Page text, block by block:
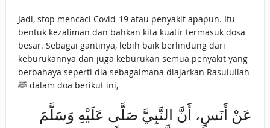
Jadi, stop mencaci Covid-19 atau penyakit apapun. Itu
bentuk kezaliman dan bahkan kita kuatir termasuk dosa
besar. Sebagai gantinya, lebih baik berlindung dari
keburukannya dan juga keburukan semua penyakit yang
berbahaya seperti dia sebagaimana diajarkan Rasulullah
ﷺ dalam doa berikut ini,
عَنْ أَنَسٍ، أَنَّ النَّبِيَّ صَلَّى عَلَيْهِ وَسَلَّمَ